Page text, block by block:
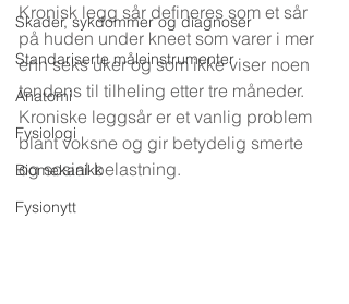
Skader, sykdommer og diagnoser
Standariserte måleinstrumenter
Anatomi
Fysiologi
Biomekanikk
Fysionytt
Kronisk legg sår defineres som et sår
på huden under kneet som varer i mer
enn seks uker og som ikke viser noen
tendens til tilheling etter tre måneder.
Kroniske leggsår er et vanlig problem
blant voksne og gir betydelig smerte
og sosial belastning.